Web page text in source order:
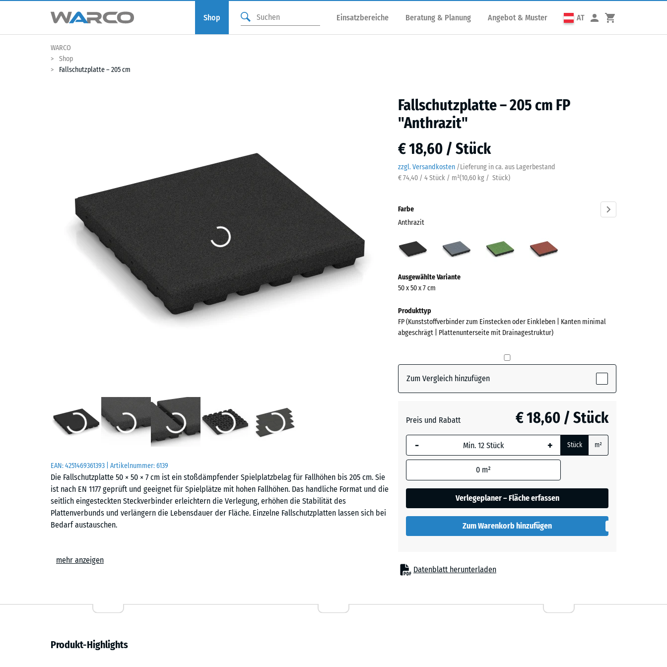
Shop Einsatzbereiche Beratung & Planung Angebot & Muster AT
WARCO
Shop
Fallschutzplatte – 205 cm
Fallschutzplatte – 205 cm FP
"Anthrazit"
€ 18,60 / Stück
zzgl. Versandkosten /Lieferung in ca. aus Lagerbestand
€ 74,40 / 4 Stück / m²(10,60 kg / Stück)
EAN:4251469361393 | Artikelnummer:6139
Die Fallschutzplatte 50 × 50 × 7 cm ist ein stoßdämpfender Spielplatzbelag für Fallhöhen bis 205 cm. Sie
ist nach EN 1177 geprüft und geeignet für Spielplätze mit hohen Fallhöhen. Das handliche Format und die
seitlich eingesteckten Steckverbinder erleichtern die Verlegung, erhöhen die Stabilität des
Plattenverbunds und verlängern die Lebensdauer der Fläche. Einzelne Fallschutzplatten lassen sich bei
Bedarf austauschen.
Reha und Pflege wird der sichere Bodenbelag eingesetzt.
Die Fallschutzplatte besteht aus PU-gebundenem ELT-Gummigranulat. ELT bezeichnet aufbereitetes
mehr anzeigen
Farbe
Anthrazit
(active)
Graphitgrau
Informationen
zu
Farben?
Farbpalette
(active)
+ € 0,50
Tomatenrot
Ausgewählte Variante
50 x 50 x 7 cm
Produkttyp
FP (Kunststoffverbinder zum Einstecken oder Einkleben | Kanten minimal
abgeschrägt | Plattenunterseite mit Drainagestruktur)
Zum Vergleich hinzufügen
Preis und Rabatt € 18,60 / Stück
- + Stück m²
0 m²
Verlegeplaner – Fläche erfassen
Zum Warenkorb hinzufügen
Datenblatt herunterladen
Produkt-Highlights